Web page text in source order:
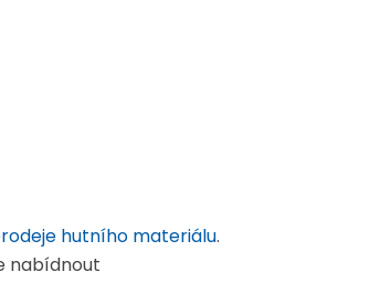
hutního materiálu.
nabídnout